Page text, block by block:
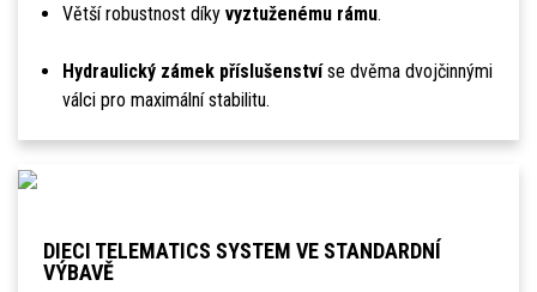
Větší robustnost díky vyztuženému rámu.
Hydraulický zámek příslušenstvíse dvěma dvojčinnými
válci pro maximální stabilitu.
DIECI TELEMATICS SYSTEM VE STANDARDNÍ
VÝBAVĚ